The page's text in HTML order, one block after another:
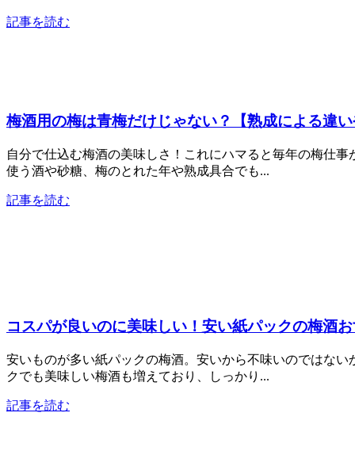
記事を読む
梅酒用の梅は青梅だけじゃない？【熟成による違
自分で仕込む梅酒の美味しさ！これにハマると毎年の梅仕
使う酒や砂糖、梅のとれた年や熟成具合でも...
記事を読む
コスパが良いのに美味しい！安い紙パックの梅酒
安いものが多い紙パックの梅酒。安いから不味いのではな
クでも美味しい梅酒も増えており、しっかり...
記事を読む